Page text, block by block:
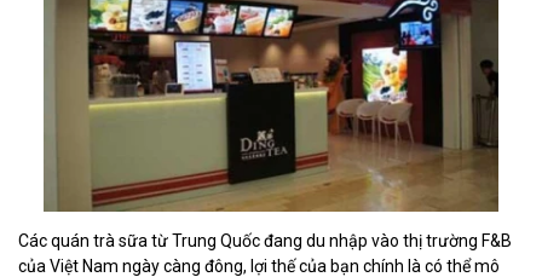
Các quán trà sữa từ Trung Quốc đang du nhập vào thị trường F&B
của Việt Nam ngày càng đông, lợi thế của bạn chính là có thể mô